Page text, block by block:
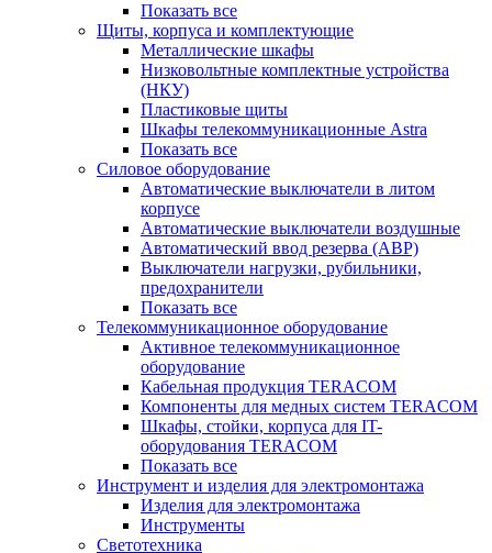
Показать все
Щиты, корпуса и комплектующие
Металлические шкафы
Низковольтные комплектные устройства
(НКУ)
Пластиковые щиты
Шкафы телекоммуникационные Astra
Показать все
Силовое оборудование
Автоматические выключатели в литом
корпусе
Автоматические выключатели воздушные
Автоматический ввод резерва (АВР)
Выключатели нагрузки, рубильники,
предохранители
Показать все
Телекоммуникационное оборудование
Активное телекоммуникационное
оборудование
Кабельная продукция TERACOM
Компоненты для медных систем TERACOM
Шкафы, стойки, корпуса для IT-
оборудования TERACOM
Показать все
Инструмент и изделия для электромонтажа
Изделия для электромонтажа
Инструменты
Светотехника